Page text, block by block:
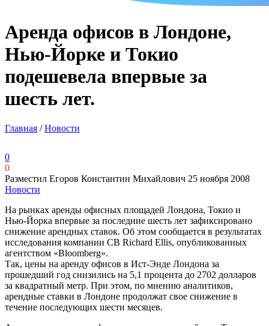
Аренда офисов в Лондоне,
Нью-Йорке и Токио
подешевела впервые за
шесть лет.
Главная /Новости
0
0
Разместил Егоров Константин Михайлович 25 ноября 2008
Новости
На рынках аренды офисных площадей Лондона, Токио и
Нью-Йорка впервые за последние шесть лет зафиксировано
снижение арендных ставок. Об этом сообщается в результатах
исследования компании CB Richard Ellis, опубликованных
агентством «Bloomberg».
Так, цены на аренду офисов в Ист-Энде Лондона за
прошедший год снизились на 5,1 процента до 2702 долларов
за квадратный метр. При этом, по мнению аналитиков,
арендные ставки в Лондоне продолжат свое снижение в
течение последующих шести месяцев.